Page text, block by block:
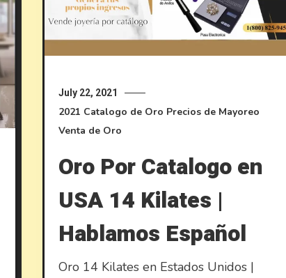
July 22, 2021
2021 Catalogo de Oro Precios de Mayoreo
Venta de Oro
Oro Por Catalogo en
USA 14 Kilates |
Hablamos Español
Oro 14 Kilates en Estados Unidos |